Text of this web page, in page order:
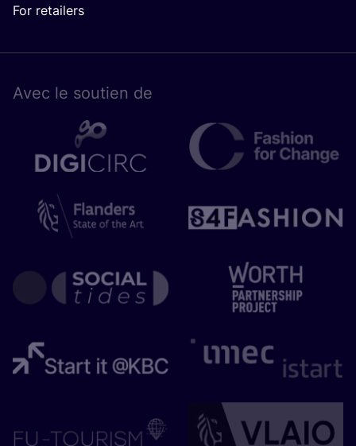
For retailers
Avec le sou­tien de